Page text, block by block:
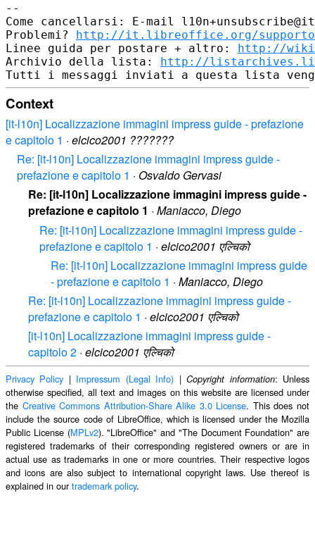
--
Come cancellarsi: E-mail
Problemi? http://it.libreoffice.org/
Linee guida per postare + altro: http://
Archivio della lista: http://
Context
[it-l10n] Localizzazione immagini impress guide - prefazione
e capitolo 1 · elcico2001 ???????
Re: [it-l10n] Localizzazione immagini impress guide -
prefazione e capitolo 1 · Osvaldo Gervasi
Re: [it-l10n] Localizzazione immagini impress guide -
prefazione e capitolo 1 · Maniacco, Diego
Re: [it-l10n] Localizzazione immagini impress guide -
prefazione e capitolo 1 · elcico2001 एल्चिको
Re: [it-l10n] Localizzazione immagini impress guide
- prefazione e capitolo 1 · Maniacco, Diego
Re: [it-l10n] Localizzazione immagini impress guide -
prefazione e capitolo 1 · elcico2001 एल्चिको
[it-l10n] Localizzazione immagini impress guide -
capitolo 2 · elcico2001 एल्चिको
Privacy Policy | Impressum (Legal Info) |Copyright information: Unless
otherwise specified, all text and images on this website are licensed under
the Creative Commons Attribution-Share Alike 3.0 License. This does not
include the source code of LibreOffice, which is licensed under the Mozilla
Public License (MPLv2). "LibreOffice" and "The Document Foundation" are
registered trademarks of their corresponding registered owners or are in
actual use as trademarks in one or more countries. Their respective logos
and icons are also subject to international copyright laws. Use thereof is
explained in ourtrademark policy.